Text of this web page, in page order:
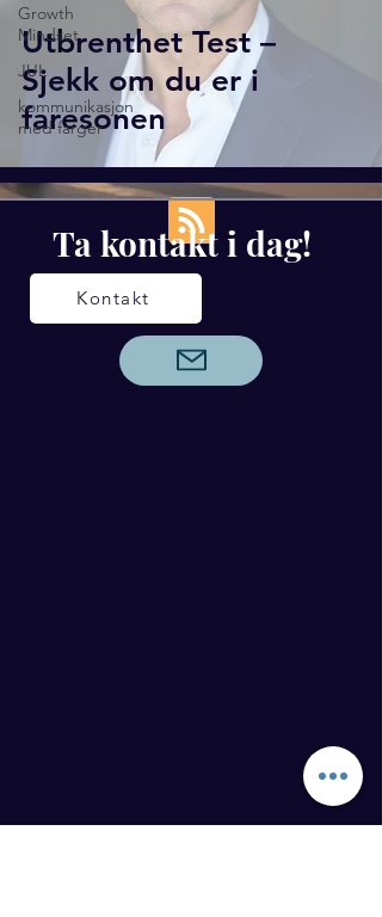
Growth
Mindset
JUL
kommunikasjon
med farger
Utbrenthet Test –
Sjekk om du er i
faresonen
Ta kontakt i dag!
Kontakt